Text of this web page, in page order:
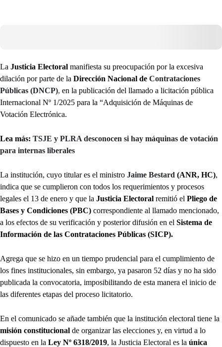
La Justicia Electoral manifiesta su preocupación por la excesiva
dilación por parte de la Dirección Nacional de Contrataciones
Públicas (DNCP), en la publicación del llamado a licitación pública
Internacional Nº 1/2025 para la “Adquisición de Máquinas de
Votación Electrónica.
Lea más: TSJE y PLRA desconocen si hay máquinas de votación
para internas liberales
La institución, cuyo titular es el ministro Jaime Bestard (ANR, HC),
indica que se cumplieron con todos los requerimientos y procesos
legales el 13 de enero y que la Justicia Electoral remitió el Pliego de
Bases y Condiciones (PBC) correspondiente al llamado mencionado,
a los efectos de su verificación y posterior difusión en el Sistema de
Información de las Contrataciones Públicas (SICP).
Agrega que se hizo en un tiempo prudencial para el cumplimiento de
los fines institucionales, sin embargo, ya pasaron 52 días y no ha sido
publicada la convocatoria, imposibilitando de esta manera el inicio de
las diferentes etapas del proceso licitatorio.
En el comunicado se añade también que la institución electoral tiene la
misión constitucional de organizar las elecciones y, en virtud a lo
dispuesto en la Ley Nº 6318/2019, la Justicia Electoral es la única